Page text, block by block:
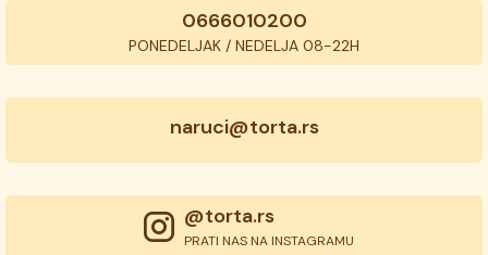
0666010200
PONEDELJAK / NEDELJA 08-22H
naruci@torta.rs
@torta.rs
PRATI NAS NA INSTAGRAMU